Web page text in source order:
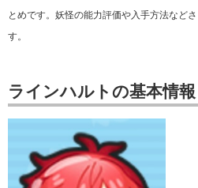
とめです。妖怪の能力評価や入手方法など
す。
ラインハルトの基本情報